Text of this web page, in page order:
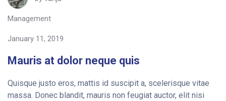
Management
January 11, 2019
Mauris at dolor neque quis
Quisque justo eros, mattis id suscipit a, scelerisque vitae
massa. Donec blandit, mauris non feugiat auctor, elit nisi